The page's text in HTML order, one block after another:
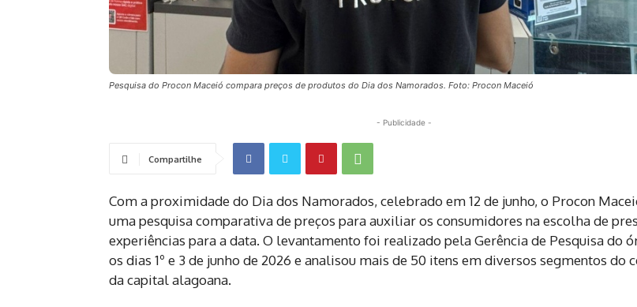
Pesquisa do Procon Maceió compara preços de produtos do Dia dos Namorados. Foto: Procon Maceió
- Publicidade -
Compartilhe
Com a proximidade do Dia dos Namorados, celebrado em 12 de junho, o Procon
uma pesquisa comparativa de preços para auxiliar os consumidores na escolha de
experiências para a data. O levantamento foi realizado pela Gerência de Pesquisa do
os dias 1º e 3 de junho de 2026 e analisou mais de 50 itens em diversos segmentos do
da capital alagoana.